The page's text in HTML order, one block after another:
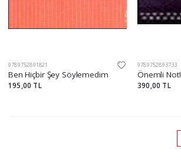
9789752891821
Ben Hiçbir Şey Söylemedim
195,00 TL
9789752893733
Önemli Not!
390,00 TL